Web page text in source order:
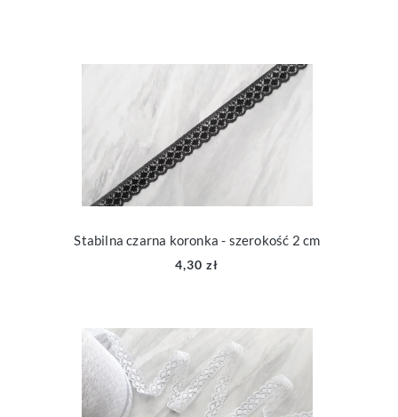
Stabilna czarna koronka - szerokość 2 cm
4,30 zł